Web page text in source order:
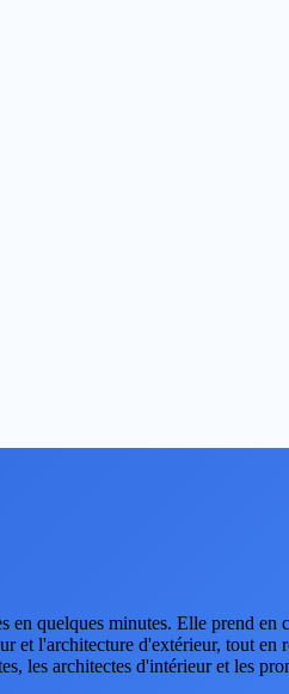
quelques minutes. Elle prend en
l'architecture d'extérieur, tout en
les architectes d'intérieur et les